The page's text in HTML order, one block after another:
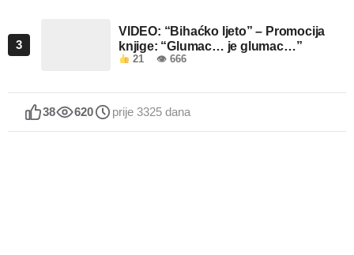
3
VIDEO: “Bihaćko ljeto” – Promocija
knjige: “Glumac… je glumac…”
21 👁 666
38 620 prije 3325 dana